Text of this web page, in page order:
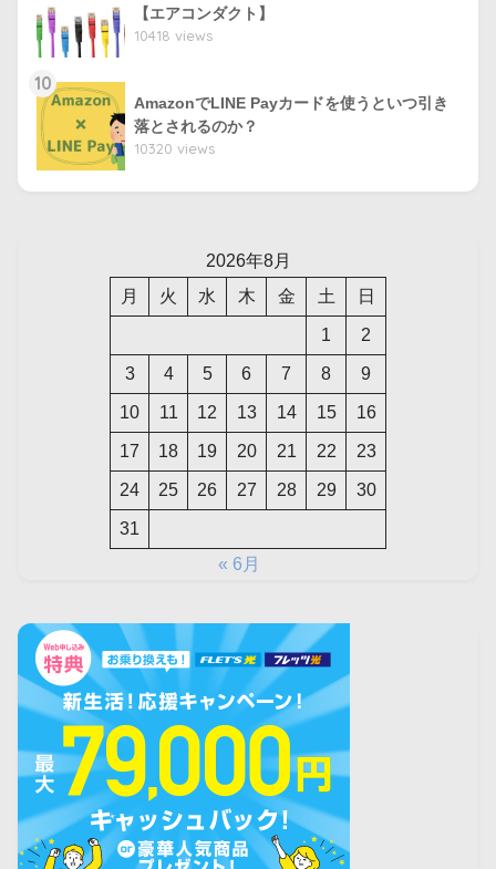
【エアコンダクト】
10418 views
10
AmazonでLINE Payカードを使うといつ引き
落とされるのか？
10320 views
2026年8月
月
火 水 木 金 土 日
1 2
3 4 5 6 7 8 9
10 11 12 13 14 15 16
17 18 19 20 21 22 23
24 25 26 27 28 29 30
31
« 6月